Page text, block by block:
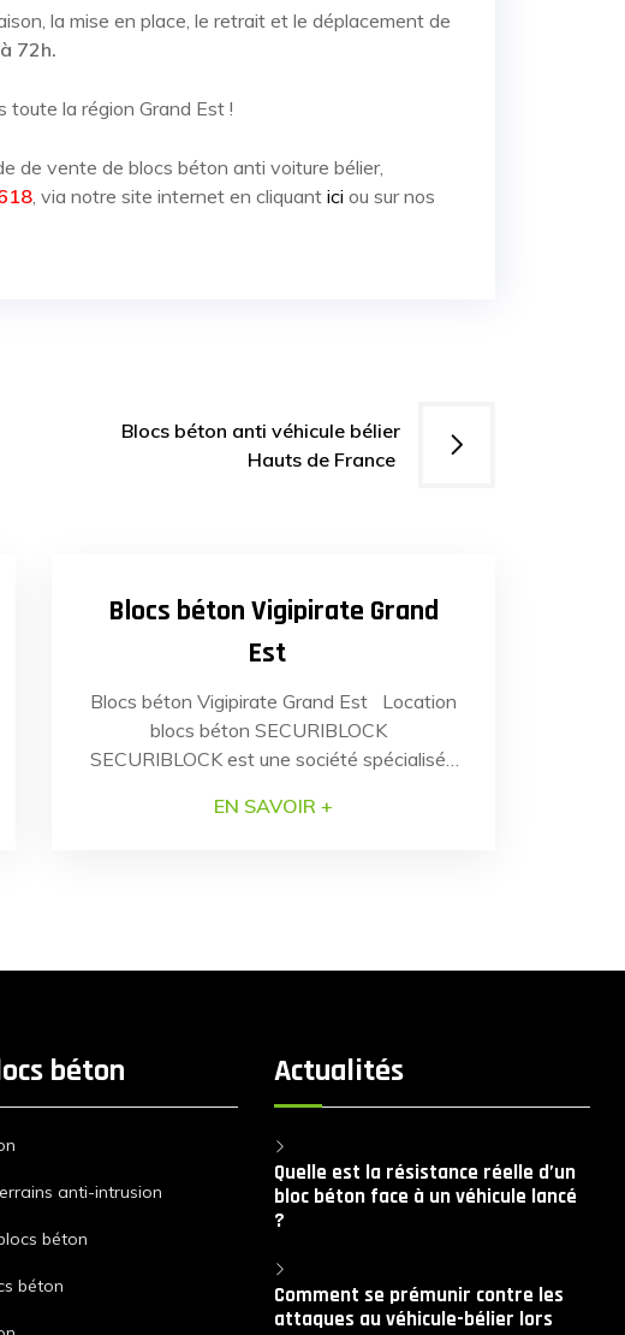
la mise en place, le retrait et le déplacement de
72h.
la région Grand Est !
de vente de blocs béton anti voiture bélier,
, via notre site internet en cliquant ici ou sur nos
Blocs béton anti véhicule bélier
Hauts de France
Blocs béton Vigipirate Grand
Est
Blocs béton Vigipirate Grand Est Location
blocs béton SECURIBLOCK
SECURIBLOCK est une société spécialisée
Vigipirate. Notre gamme est composée
EN SAVOIR +
béton
anti-intrusion
béton
béton
Actualités
Quelle est la résistance réelle d’un
bloc béton face à un véhicule lancé
?
Comment se prémunir contre les
attaques au véhicule-bélier lors